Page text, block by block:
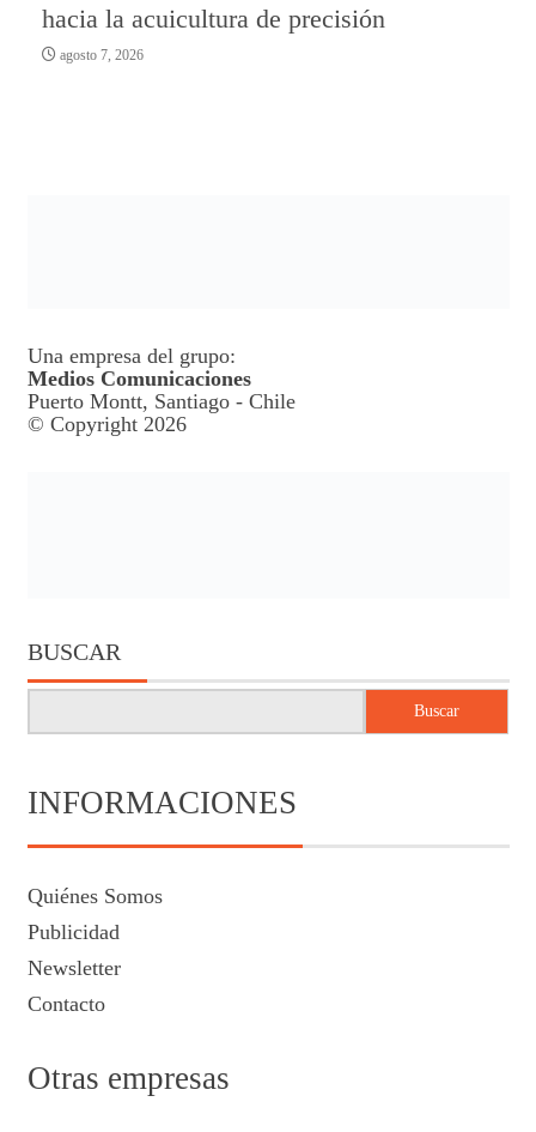
hacia la acuicultura de precisión
agosto 7, 2026
Una empresa del grupo:
Medios Comunicaciones
Puerto Montt, Santiago - Chile
© Copyright 2026
BUSCAR
Buscar
INFORMACIONES
Quiénes Somos
Publicidad
Newsletter
Contacto
Otras empresas